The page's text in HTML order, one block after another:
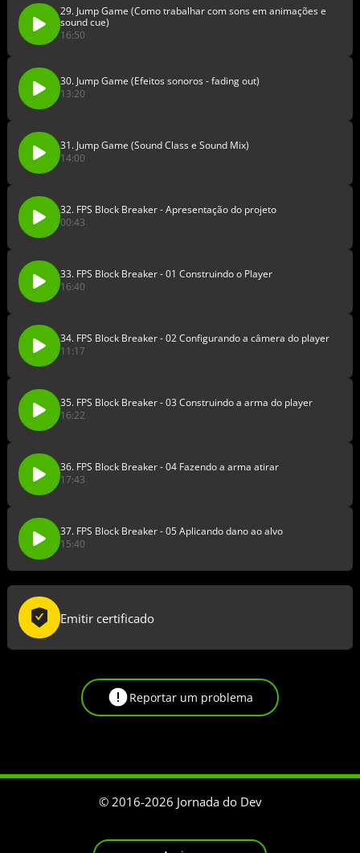
29. Jump Game (Como trabalhar com sons em animações e
sound cue)
16:50
30. Jump Game (Efeitos sonoros - fading out)
13:20
31. Jump Game (Sound Class e Sound Mix)
14:00
32. FPS Block Breaker - Apresentação do projeto
00:43
33. FPS Block Breaker - 01 Construindo o Player
16:40
34. FPS Block Breaker - 02 Configurando a câmera do player
11:17
35. FPS Block Breaker - 03 Construindo a arma do player
16:22
36. FPS Block Breaker - 04 Fazendo a arma atirar
17:43
37. FPS Block Breaker - 05 Aplicando dano ao alvo
15:40
Emitir certificado
Reportar um problema
© 2016-2026 Jornada do Dev